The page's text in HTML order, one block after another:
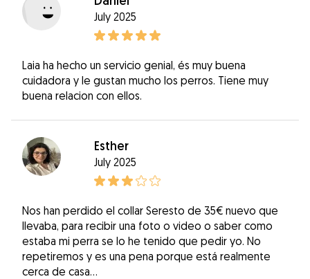
July 2025
Laia ha hecho un servicio genial, és muy buena
cuidadora y le gustan mucho los perros. Tiene muy
buena relacion con ellos.
Esther
July 2025
Nos han perdido el collar Seresto de 35€ nuevo que
llevaba, para recibir una foto o video o saber como
estaba mi perra se lo he tenido que pedir yo. No
repetiremos y es una pena porque está realmente
cerca de casa...